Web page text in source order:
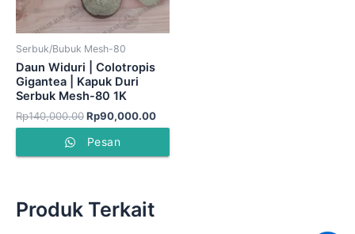
Serbuk/Bubuk Mesh-80
Daun Widuri | Colotropis
Gigantea | Kapuk Duri
Serbuk Mesh-80 1K
Rp140,000.00Rp90,000.00
Pesan
Produk Terkait